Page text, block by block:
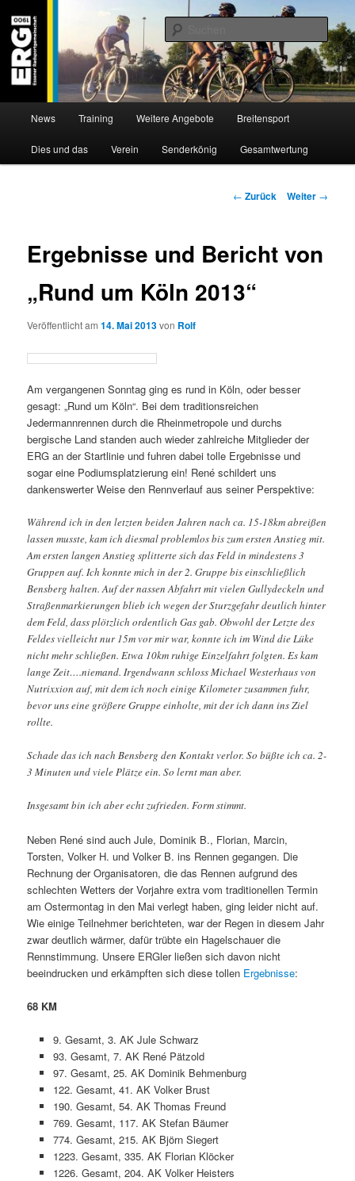
Inhalt
wechseln
ERG 1900 e.V
Willkommen bei der Essener Radsportgemeinschaft
News Training Weitere Angebote Breitensport
Dies und das Verein Senderkönig Gesamtwertung
Beitragsnavigation
← Zurück Weiter →
Ergebnisse und Bericht von
„Rund um Köln 2013“
Veröffentlicht am14. Mai 2013von Rolf
Am vergangenen Sonntag ging es rund in Köln, oder besser
gesagt: „Rund um Köln“. Bei dem traditionsreichen
Jedermannrennen durch die Rheinmetropole und durchs
bergische Land standen auch wieder zahlreiche Mitglieder der
ERG an der Startlinie und fuhren dabei tolle Ergebnisse und
sogar eine Podiumsplatzierung ein! René schildert uns
dankenswerter Weise den Rennverlauf aus seiner Perspektive:
Während ich in den letzten beiden Jahren nach ca. 15-18km abreißen
lassen musste, kam ich diesmal problemlos bis zum ersten Anstieg mit.
Am ersten langen Anstieg splitterte sich das Feld in mindestens 3
Gruppen auf. Ich konnte mich in der 2. Gruppe bis einschließlich
Bensberg halten. Auf der nassen Abfahrt mit vielen Gullydeckeln und
Straßenmarkierungen blieb ich wegen der Sturzgefahr deutlich hinter
dem Feld, dass plötzlich ordentlich Gas gab. Obwohl der Letzte des
Feldes vielleicht nur 15m vor mir war, konnte ich im Wind die Lüke
nicht mehr schließen. Etwa 10km ruhige Einzelfahrt folgten. Es kam
lange Zeit….niemand. Irgendwann schloss Michael Westerhaus von
Nutrixxion auf, mit dem ich noch einige Kilometer zusammen fuhr,
bevor uns eine größere Gruppe einholte, mit der ich dann ins Ziel
rollte.
Schade das ich nach Bensberg den Kontakt verlor. So büßte ich ca. 2-
3 Minuten und viele Plätze ein. So lernt man aber.
Insgesamt bin ich aber echt zufrieden. Form stimmt.
Neben René sind auch Jule, Dominik B., Florian, Marcin,
Torsten, Volker H. und Volker B. ins Rennen gegangen. Die
Rechnung der Organisatoren, die das Rennen aufgrund des
schlechten Wetters der Vorjahre extra vom traditionellen Termin
am Ostermontag in den Mai verlegt haben, ging leider nicht auf.
Wie einige Teilnehmer berichteten, war der Regen in diesem Jahr
zwar deutlich wärmer, dafür trübte ein Hagelschauer die
Rennstimmung. Unsere ERGler ließen sich davon nicht
beeindrucken und erkämpften sich diese tollen Ergebnisse:
68 KM
9. Gesamt, 3. AK Jule Schwarz
93. Gesamt, 7. AK René Pätzold
97. Gesamt, 25. AK Dominik Behmenburg
122. Gesamt, 41. AK Volker Brust
190. Gesamt, 54. AK Thomas Freund
769. Gesamt, 117. AK Stefan Bäumer
774. Gesamt, 215. AK Björn Siegert
1223. Gesamt, 335. AK Florian Klöcker
1226. Gesamt, 204. AK Volker Heisters